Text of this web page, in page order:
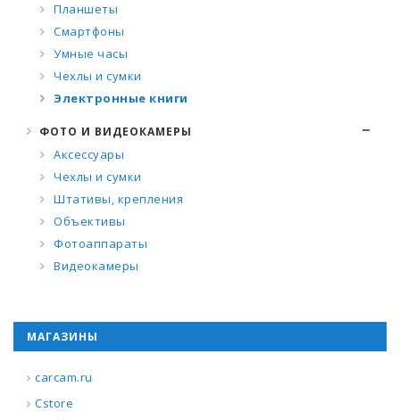
Планшеты
Смартфоны
Умные часы
Чехлы и сумки
Электронные книги
ФОТО И ВИДЕОКАМЕРЫ
Аксессуары
Чехлы и сумки
Штативы, крепления
Объективы
Фотоаппараты
Видеокамеры
МАГАЗИНЫ
carcam.ru
Cstore